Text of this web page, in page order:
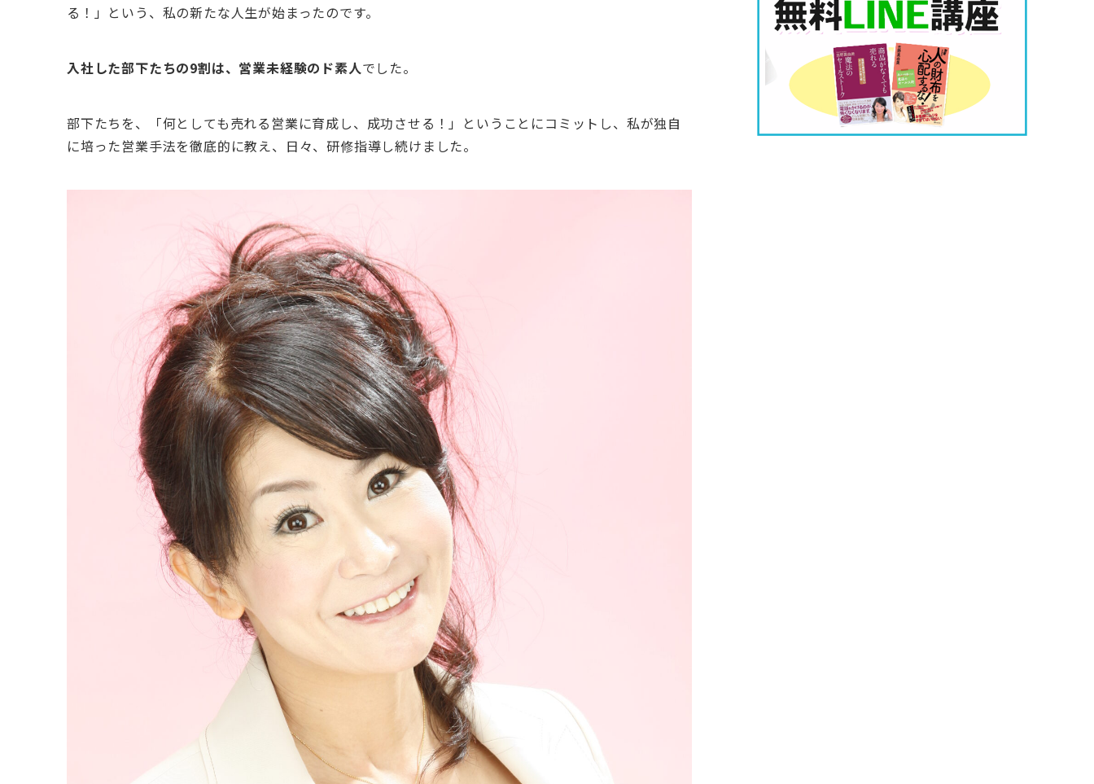
る！」という、私の新たな人生が始まったのです。
入社した部下たちの9割は、営業未経験のド素人でした。
部下たちを、「何としても売れる営業に育成し、成功させる！」ということにコミットし、私が独自
に培った営業手法を徹底的に教え、日々、研修指導し続けました。